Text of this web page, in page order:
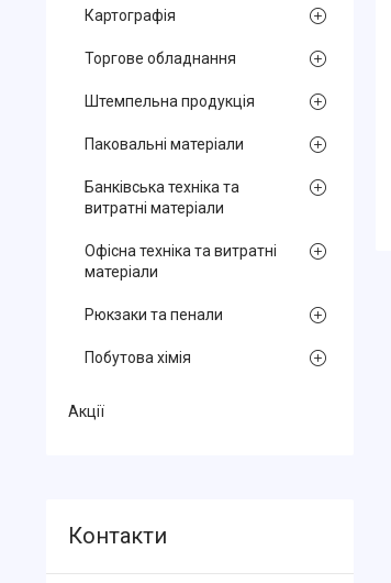
Картографія
Торгове обладнання
Штемпельна продукція
Паковальні матеріали
Банківська техніка та
витратні матеріали
Офісна техніка та витратні
матеріали
Рюкзаки та пенали
Побутова хімія
Акції